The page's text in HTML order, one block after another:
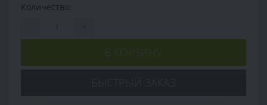
Количество:
В КОРЗИНУ